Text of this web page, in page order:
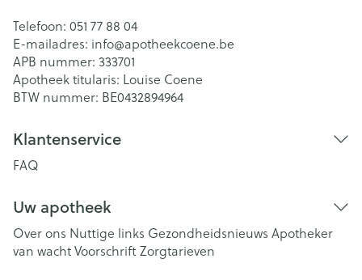
Telefoon: 051 77 88 04
E-mailadres: info@apotheekcoene.be
APB nummer: 333701
Apotheek titularis: Louise Coene
BTW nummer: BE0432894964
Klantenservice
FAQ
Uw apotheek
Over ons Nuttige links Gezondheidsnieuws Apotheker
van wachtVoorschriftZorgtarieven